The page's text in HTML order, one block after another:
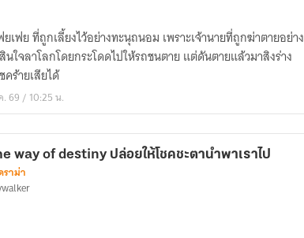
ยเฟย ที่ถูกเลี้ยงไว้อย่างทะนุถนอม เพราะเจ้านายที่ถูกฆ่าตายอย่าง
ใจลาโลกโดยกระโดดไปให้รถชนตาย แต่ดันตายแล้วมาสิงร่าง
ร้ายเสียได้
69 / 10:25 น.
The way of destiny ปล่อยให้โชคชะตานำพาเราไป
าม่า